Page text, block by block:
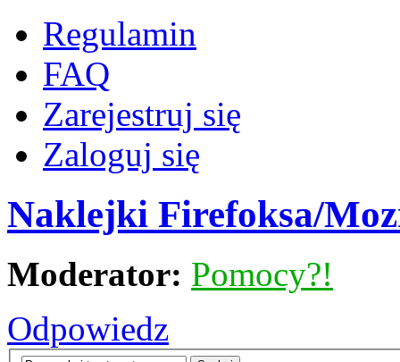
Regulamin
FAQ
Zarejestruj się
Zaloguj się
Naklejki Firefoksa/
Moderator: Pomocy?!
Odpowiedz